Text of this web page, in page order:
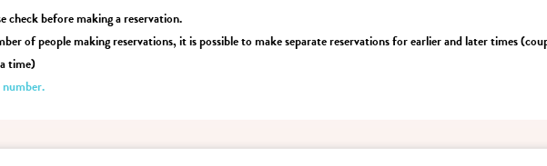
check before making a reservation.
of people making reservations, it is possible to make separate reservations for earlier and later times
time)